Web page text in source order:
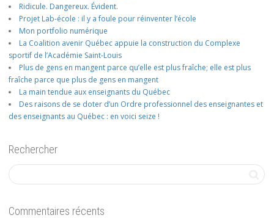
Ridicule. Dangereux. Évident.
Projet Lab-école : il y a foule pour réinventer l’école
Mon portfolio numérique
La Coalition avenir Québec appuie la construction du Complexe
sportif de l’Académie Saint-Louis
Plus de gens en mangent parce qu’elle est plus fraîche; elle est plus
fraîche parce que plus de gens en mangent
La main tendue aux enseignants du Québec
Des raisons de se doter d’un Ordre professionnel des enseignantes et
des enseignants au Québec : en voici seize !
Rechercher
Commentaires récents